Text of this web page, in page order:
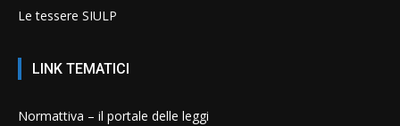
Le tessere SIULP
LINK TEMATICI
Normattiva – il portale delle leggi